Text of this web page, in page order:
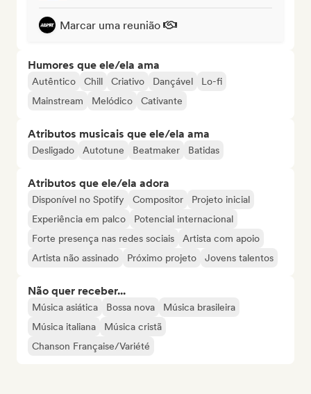
Marcar uma reunião
Humores que ele/ela ama
Autêntico Chill Criativo Dançável
Lo-fi
Mainstream
Melódico Cativante
Atributos musicais que ele/ela ama
Desligado Autotune Beatmaker Batidas
Atributos que ele/ela adora
Disponível no Spotify Compositor
Projeto inicial
Experiência em palco
Potencial internacional
Forte presença nas redes sociais
Artista com apoio
Artista não assinado
Próximo projeto Jovens talentos
Não quer receber...
Música asiática Bossa nova
Música brasileira
Música italiana
Música cristã
Chanson Française/Variété